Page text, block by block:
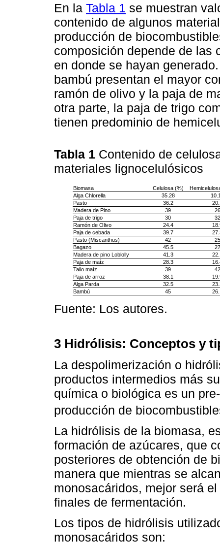
En la Tabla 1 se muestran
contenido de algunos
producción de
composición depende de las
en donde se hayan
bambú presentan el mayor
ramón de olivo y la paja de
otra parte, la paja de trigo
tienen predominio de
Tabla 1 Contenido de
materiales lignocelulósicos
Biomasa Celulosa (%)
Alga Chlorella
35.28
Pasto
36.2
Madera de Pino
39
26
Paja de trigo
30
32
Ramón de Olivo
24.4
Paja de cebada
39.7
Pasto (Miscanthus)
42
25
Bagazo
45.5
27
Madera de pino Loblolly
41.3
Paja de maíz
28.3
Tallo maíz
39
42
Paja de arroz
38.1
Alga Parda
32.5
Bambú
45
Fuente: Los autores.
3 Hidrólisis: Conceptos y
La despolimerización o
productos intermedios más
química o biológica es un
producción de
La hidrólisis de la biomasa,
formación de azúcares, que
posteriores de obtención de
manera que mientras se
monosacáridos, mejor será
finales de fermentación.
Los tipos de hidrólisis
monosacáridos son: